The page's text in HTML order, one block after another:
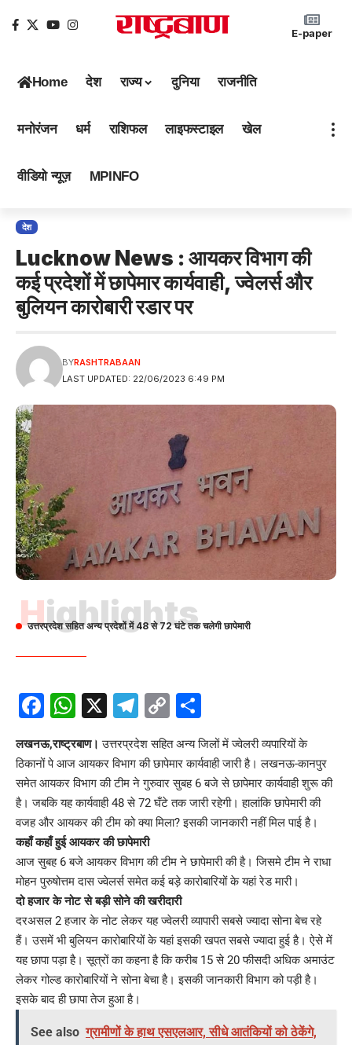
E-paper
Home देश राज्य दुनिया राजनीति
मनोरंजन धर्म राशिफल लाइफस्टाइल खेल
वीडियो न्यूज़ MPINFO
देश
Lucknow News : आयकर विभाग की
कई प्रदेशों में छापेमार कार्यवाही, ज्वेलर्स और
बुलियन कारोबारी रडार पर
LAST UPDATED: 22/06/2023 6:49 PM
BYRASHTRABAAN
Highlights
उत्तरप्रदेश सहित अन्य प्रदेशों में 48 से 72 घंटे तक चलेगी छापेमारी
Facebook
WhatsApp
X Telegram
Copy
Link
लखनऊ,राष्ट्रबाण। उत्तरप्रदेश सहित अन्य जिलों में ज्वेलरी व्यपारियों के
ठिकानों पे आज आयकर विभाग की छापेमार कार्यवाही जारी है। लखनऊ-कानपुर
समेत आयकर विभाग की टीम ने गुरुवार सुबह 6 बजे से छापेमार कार्यवाही शुरू की
है। जबकि यह कार्यवाही 48 से 72 घँटे तक जारी रहेगी। हालांकि छापेमारी की
वजह और आयकर की टीम को क्या मिला? इसकी जानकारी नहीं मिल पाई है।
कहाँ कहाँ हुई आयकर की छापेमारी
आज सुबह 6 बजे आयकर विभाग की टीम ने छापेमारी की है। जिसमे टीम ने राधा
मोहन पुरुषोत्तम दास ज्वेलर्स समेत कई बड़े कारोबारियों के यहां रेड मारी।
दो हजार के नोट से बड़ी सोने की खरीदारी
दरअसल 2 हजार के नोट लेकर यह ज्वेलरी व्यापारी सबसे ज्यादा सोना बेच रहे
हैं। उसमें भी बुलियन कारोबारियों के यहां इसकी खपत सबसे ज्यादा हुई है। ऐसे में
यह छापा पड़ा है। सूत्रों का कहना है कि करीब 15 से 20 फीसदी अधिक अमाउंट
लेकर गोल्ड कारोबारियों ने सोना बेचा है। इसकी जानकारी विभाग को पड़ी है।
इसके बाद ही छापा तेज हुआ है।
See also ग्रामीणों के हाथ एसएलआर, सीधे आतंकियों को ठेकेंगे,